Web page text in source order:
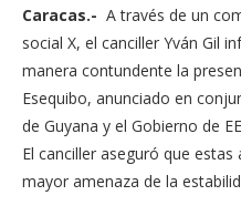
Caracas.- A través de un
social X, el canciller Yván Gil
manera contundente la
Esequibo, anunciado en
de Guyana y el Gobierno de
El canciller aseguró que
mayor amenaza de la